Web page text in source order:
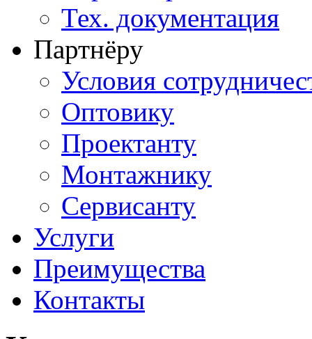
Тех. документация
Партнёру
Условия
Оптовику
Проектанту
Монтажнику
Сервисанту
Услуги
Преимущества
Контакты